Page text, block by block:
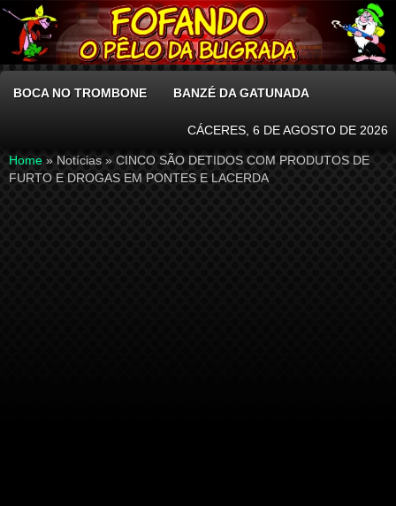
BOCA NO TROMBONE BANZÉ DA GATUNADA
CÁCERES, 6 DE AGOSTO DE 2026
Home » Notícias » CINCO SÃO DETIDOS COM PRODUTOS DE
FURTO E DROGAS EM PONTES E LACERDA